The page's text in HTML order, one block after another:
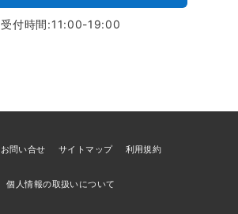
受付時間:11:00-19:00
お問い合せ サイトマップ
利用規約
個人情報の取扱いについて